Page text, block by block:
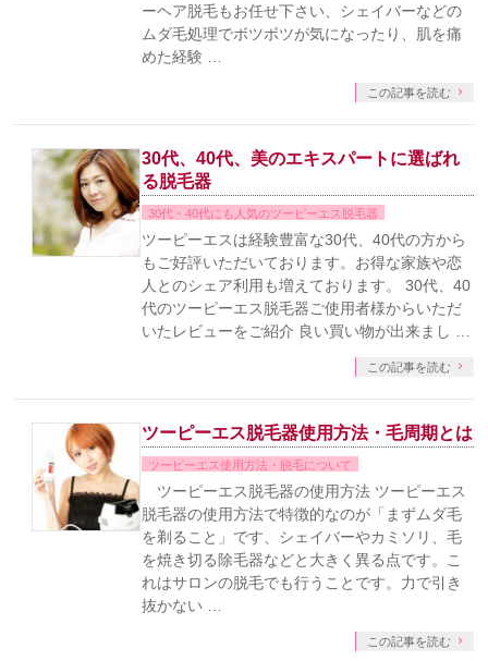
ーヘア脱毛もお任せ下さい、シェイバーなどの
ムダ毛処理でボツボツが気になったり、肌を痛
めた経験 …
この記事を読む
30代、40代、美のエキスパートに選ばれ
る脱毛器
30代・40代にも人気のツーピーエス脱毛器
ツーピーエスは経験豊富な30代、40代の方から
もご好評いただいております。お得な家族や恋
人とのシェア利用も増えております。 30代、40
代のツーピーエス脱毛器ご使用者様からいただ
いたレビューをご紹介 良い買い物が出来まし …
この記事を読む
ツーピーエス脱毛器使用方法・毛周期とは
ツーピーエス使用方法・脱毛について
ツーピーエス脱毛器の使用方法 ツーピーエス
脱毛器の使用方法で特徴的なのが「まずムダ毛
を剃ること」です、シェイバーやカミソリ、毛
を焼き切る除毛器などと大きく異る点です。こ
れはサロンの脱毛でも行うことです。力で引き
抜かない …
この記事を読む